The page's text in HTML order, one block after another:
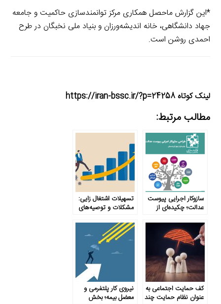
*این گزارش ماحصل همکاری مرکز توانمندسازی حاکمیت و جامعه
جهاد دانشگاهی، خانه اندیشه‌ورزان و بنیاد ملی نخبگان در طرح
احمدی روشن است.
لینک کوتاه https://iran-bssc.ir/?p=24258
مطالب مرتبط:
سازوکار اجرایی پیوست
عدالت؛ چکیده‌ای از
تسهیلات اشتغال زایی:
مشکلات و توصیه‌های
کف حمایت اجتماعی به
عنوان نظام حمایت چند
نیروی کار پلتفرمی و
معضل بیمه؛ بخش